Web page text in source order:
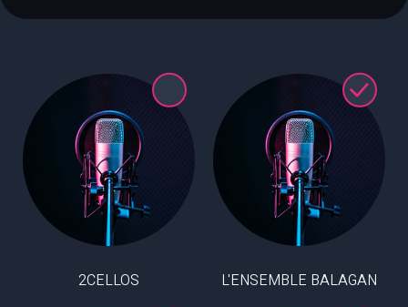
L'ENSEMBLE BALAGAN
2CELLOS